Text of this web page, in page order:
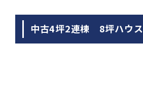
中古4坪2連棟 8坪ハウス